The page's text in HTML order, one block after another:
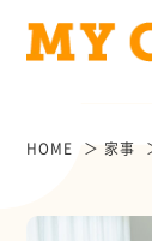
HOME 家事